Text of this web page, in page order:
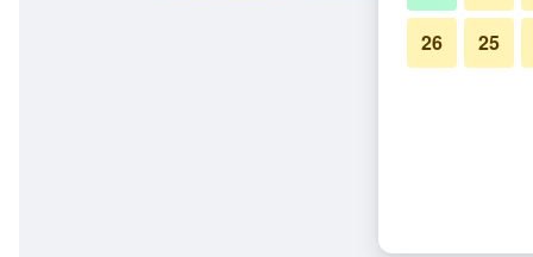
25
26